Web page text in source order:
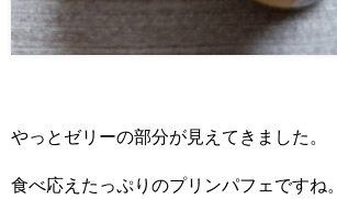
やっとゼリーの部分が見えてきました。
食べ応えたっぷりのプリンパフェですね。